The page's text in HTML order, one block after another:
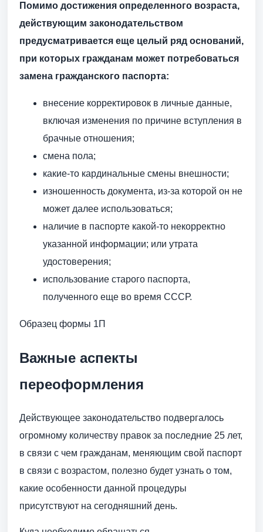
Помимо достижения определенного возраста,
действующим законодательством
предусматривается еще целый ряд оснований,
при которых гражданам может потребоваться
замена гражданского паспорта:
внесение корректировок в личные данные,
включая изменения по причине вступления в
брачные отношения;
смена пола;
какие-то кардинальные смены внешности;
изношенность документа, из-за которой он не
может далее использоваться;
наличие в паспорте какой-то некорректно
указанной информации; или утрата
удостоверения;
использование старого паспорта,
полученного еще во время СССР.
Образец формы 1П
Важные аспекты
переоформления
Действующее законодательство подвергалось
огромному количеству правок за последние 25 лет,
в связи с чем гражданам, меняющим свой паспорт
в связи с возрастом, полезно будет узнать о том,
какие особенности данной процедуры
присутствуют на сегодняшний день.